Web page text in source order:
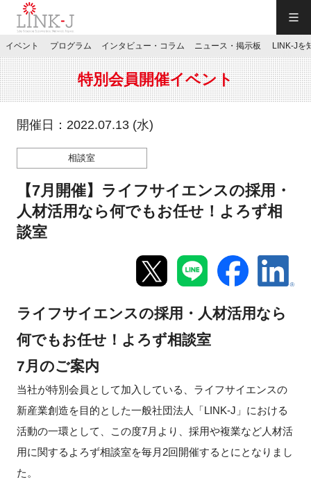
JP／EN
特別会員専用メニュー
施設ご予約
新規登録
イベント
プログラム
インタビュー・コラム
イベント プログラム インタビュー・コラム ニュース・掲示板 LINK-Jを
特別会員開催イベント
開催日：2022.07.13 (水)
相談室
【7月開催】ライフサイエンスの採用・
人材活用なら何でもお任せ！よろず相
談室
ライフサイエンスの採用・人材活用なら
何でもお任せ！ よろず相談室
7月のご案内
当社が特別会員として加入している、ライフサイエンスの
新産業創造を目的とした一般社団法人「LINK-J」における
活動の一環として、この度7月より、採用や複業など人材活
用に関するよろず相談室を毎月2回開催するとにとなりまし
た。